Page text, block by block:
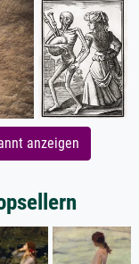
anzeigen